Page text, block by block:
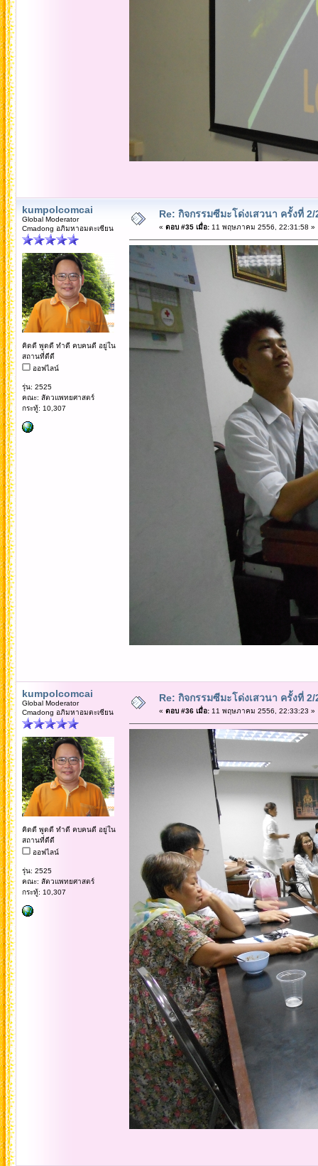
kumpolcomcai
Global Moderator
Cmadong อภิมหาอมตะเซียน
คิดดี พูดดี ทำดี คบคนดี อยู่ใน
สถานที่ดีดี
ออฟไลน์
รุ่น: 2525
คณะ: สัตวแพทยศาสตร์
กระทู้: 10,307
Re: กิจกรรมซีมะโด่งเสวนา ครั้งที่
« ตอบ #35 เมื่อ:11 พฤษภาคม 2556, 22:31:58 »
kumpolcomcai
Global Moderator
Cmadong อภิมหาอมตะเซียน
คิดดี พูดดี ทำดี คบคนดี อยู่ใน
สถานที่ดีดี
ออฟไลน์
รุ่น: 2525
คณะ: สัตวแพทยศาสตร์
กระทู้: 10,307
Re: กิจกรรมซีมะโด่งเสวนา ครั้งที่
« ตอบ #36 เมื่อ:11 พฤษภาคม 2556, 22:33:23 »